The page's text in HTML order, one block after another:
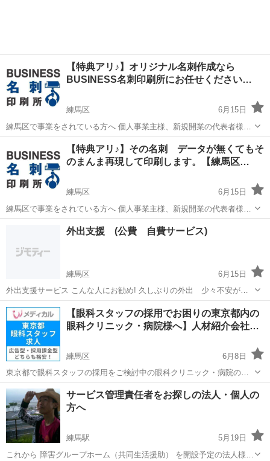
【特典アリ♪】オリジナル名刺作成なら
BUSINESS名刺印刷所にお任せください…
練馬区
6月15日
練馬区で事業をされている方へ 個人事業主様、新規開業の代表者様
大歓迎！ オリジナルの名刺を作ってお相手にインパクト！ 次の取引に
繋がるオンリーワンの名刺を作ってみませんか？ 名刺の事なら、 五反
田の印刷屋...
その他 名刺
【特典アリ♪】その名刺 データが無くてもそ
のまんま再現して印刷します。【練馬区…
練馬区
6月15日
練馬区で事業をされている方へ 個人事業主様、新規開業の代表者様
大歓迎！ 今ご利用の名刺をそのまま作成致します。 他社で作った名刺
でも、デザインデータが無くても大丈夫です！ 当社でそのまんま再現
その他 名刺
外出支援 (公費 自費サービス)
練馬区
6月15日
外出支援サービス こんな人にお勧め! 久しぶりの外出 少々不安があ
る 障がいを持っているのでサポートして欲しい 美術館や博物館 映画
館に一緒に付き添って 車で温泉に行きたい 外出に慣れるまで お話相
手になって欲しい...
東京 練馬区 その他
【眼科スタッフの採用でお困りの東京都内の
眼科クリニック・病院様へ】人材紹介会社…
練馬区
6月8日
東京都で眼科スタッフの採用をご検討中の眼科クリニック・病院のご
担当者様へ。 「視能訓練士（ORT）の応募がなかなか来ない…」 「求
人媒体を利用しても反応が少ない…」 「人材紹介会社の費用負担が大
きい…」 そん...
東京 練馬区 その他 無料
サービス管理責任者をお探しの法人・個人の
方へ
練馬駅
5月19日
これから 障害グループホーム（共同生活援助） を開設予定の法人様・